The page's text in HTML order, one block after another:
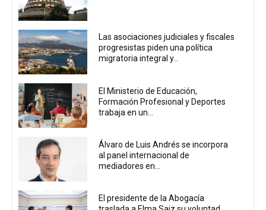
Las asociaciones judiciales y fiscales
progresistas piden una política
migratoria integral y...
El Ministerio de Educación,
Formación Profesional y Deportes
trabaja en un...
Álvaro de Luis Andrés se incorpora
al panel internacional de
mediadores en...
El presidente de la Abogacía